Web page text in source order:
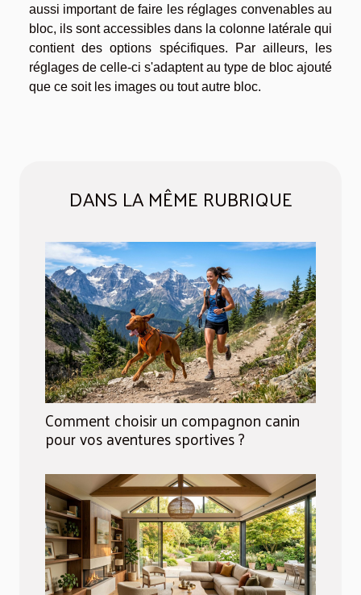
aussi important de faire les réglages convenables au
bloc, ils sont accessibles dans la colonne latérale qui
contient des options spécifiques. Par ailleurs, les
réglages de celle-ci s'adaptent au type de bloc ajouté
que ce soit les images ou tout autre bloc.
DANS LA MÊME RUBRIQUE
Comment choisir un compagnon canin
pour vos aventures sportives ?